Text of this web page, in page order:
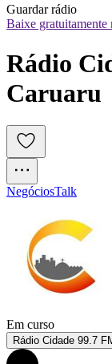
Guardar rádio
Baixe gratuitamente
Rádio
Caruaru
NegóciosTalk
Em curso
Rádio Cidade 99.7